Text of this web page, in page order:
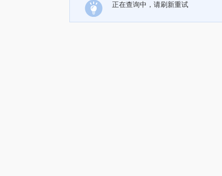
正在查询中，请刷新重试